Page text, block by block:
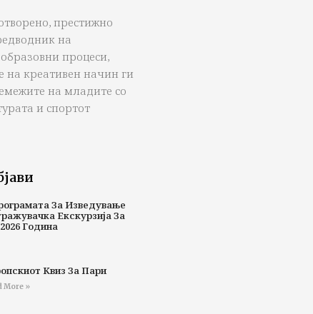
престижно
на
процеси,
на креативен начин ги
на младите со
и спортот
За Изведување
Екскурзија За
Година
Квиз За Пари
More »